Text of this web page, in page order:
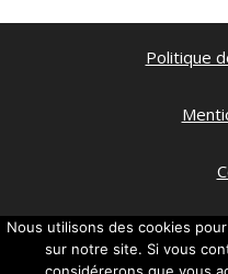
Politique
Nous utilisons des cookies
sur notre site. Si vous